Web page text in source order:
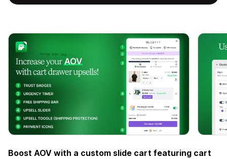
Boost AOV with a custom slide cart featuring cart